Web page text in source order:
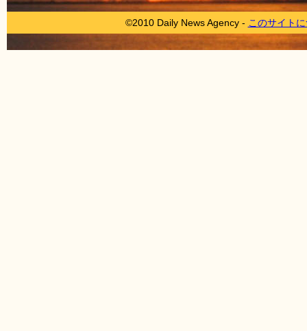
©2010 Daily News Agency - このサイト